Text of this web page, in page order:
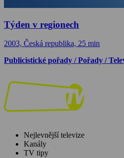
Týden v regionech
2003, Česká republika, 25 min
Publicistické pořady / Pořady /
Nejlevnější televize
Kanály
TV tipy